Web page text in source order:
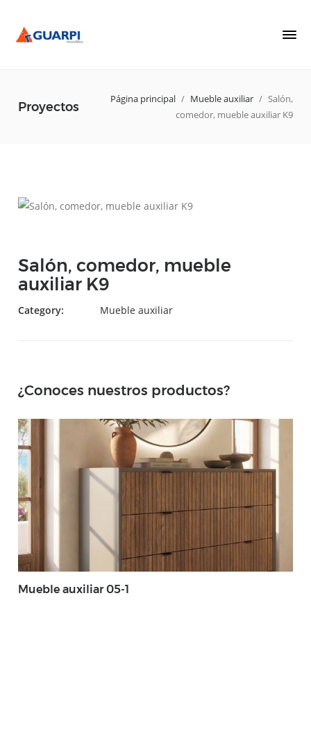
Proyectos
Página principal / Mueble auxiliar / Salón,
comedor, mueble auxiliar K9
Salón, comedor, mueble
auxiliar K9
Category: Mueble auxiliar
¿Conoces nuestros productos?
Mueble auxiliar 05-1